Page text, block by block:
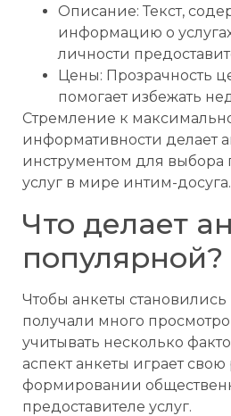
Описание: Текст,
информацию о
личности
Цены: Прозрачность
помогает избежать
Стремление к
информативности делает
инструментом для выбора
услуг в мире интим-досуга.
Что делает
популярной?
Чтобы анкеты
получали много
учитывать несколько
аспект анкеты играет свою
формировании
предоставителе услуг.